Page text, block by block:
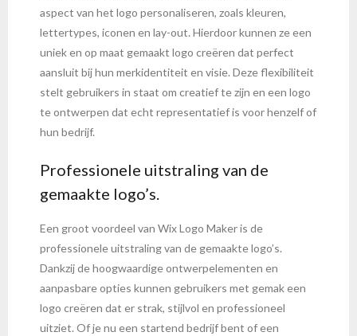
aspect van het logo personaliseren, zoals kleuren,
lettertypes, iconen en lay-out. Hierdoor kunnen ze een
uniek en op maat gemaakt logo creëren dat perfect
aansluit bij hun merkidentiteit en visie. Deze flexibiliteit
stelt gebruikers in staat om creatief te zijn en een logo
te ontwerpen dat echt representatief is voor henzelf of
hun bedrijf.
Professionele uitstraling van de
gemaakte logo’s.
Een groot voordeel van Wix Logo Maker is de
professionele uitstraling van de gemaakte logo’s.
Dankzij de hoogwaardige ontwerpelementen en
aanpasbare opties kunnen gebruikers met gemak een
logo creëren dat er strak, stijlvol en professioneel
uitziet. Of je nu een startend bedrijf bent of een